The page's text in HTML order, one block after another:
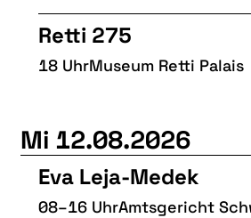
Retti 275
18 UhrMuseum Retti Palais
Mi 12.08.2026
Eva Leja-Medek
08–16 UhrAmtsgericht